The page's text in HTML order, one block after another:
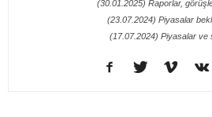
(30.01.2025) Raporlar,
(23.07.2024) Piyasalar
(17.07.2024) Piyasalar